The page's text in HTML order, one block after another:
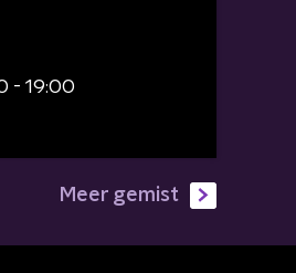
- 19:00
Meer gemist